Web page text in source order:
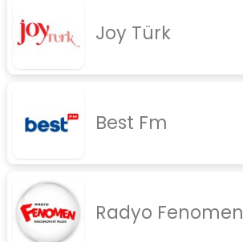
Gizlilik PolitikasıJoy Türk
Best Fm
Radyo Fenomen